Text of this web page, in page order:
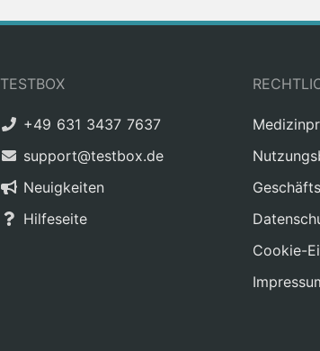
TESTBOX
+49 631 3437 7637
support@testbox.de
Neuigkeiten
Hilfeseite
Cookie-